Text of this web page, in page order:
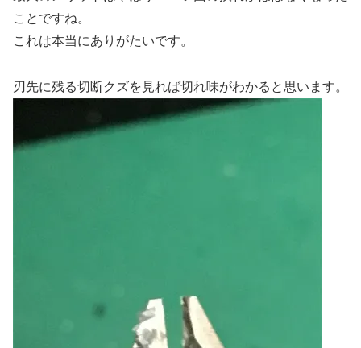
ことですね。
これは本当にありがたいです。
刃先に残る切断クズを見れば切れ味がわかると思います。